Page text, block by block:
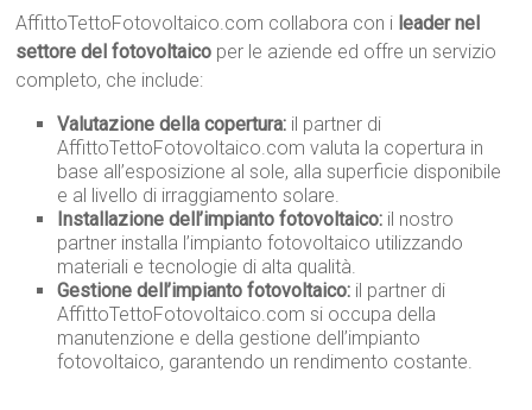
AffittoTettoFotovoltaico.com collabora con i leader nel
settore del fotovoltaico per le aziende ed offre un servizio
completo, che include:
Valutazione della copertura: il partner di
AffittoTettoFotovoltaico.com valuta la copertura in
base all’esposizione al sole, alla superficie disponibile
e al livello di irraggiamento solare.
Installazione dell’impianto fotovoltaico: il nostro
partner installa l’impianto fotovoltaico utilizzando
materiali e tecnologie di alta qualità.
Gestione dell’impianto fotovoltaico: il partner di
AffittoTettoFotovoltaico.com si occupa della
manutenzione e della gestione dell’impianto
fotovoltaico, garantendo un rendimento costante.